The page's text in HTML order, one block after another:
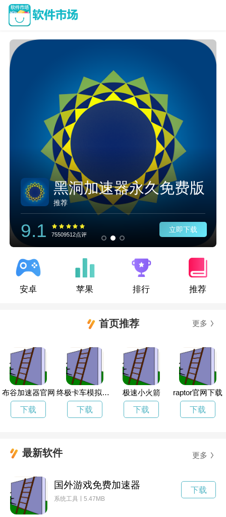
黑洞加速器永久免费版
推荐
9.1 75509512点评
立即下载
安卓 苹果 排行 推荐
首页推荐 更多
布谷加速器官网
下载
终极卡车模拟器最新版本下载
下载
极速小火箭
下载
raptor官网下载
下载
最新软件 更多
国外游戏免费加速器
系统工具 5.47MB
下载